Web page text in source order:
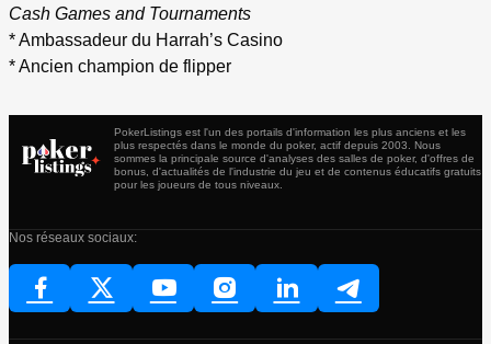
Cash Games and Tournaments
* Ambassadeur du Harrah’s Casino
* Ancien champion de flipper
PokerListings est l'un des portails d'information les plus anciens et les
plus respectés dans le monde du poker, actif depuis 2003. Nous
sommes la principale source d'analyses des salles de poker, d'offres de
bonus, d'actualités de l'industrie du jeu et de contenus éducatifs gratuits
pour les joueurs de tous niveaux.
Nos réseaux sociaux: